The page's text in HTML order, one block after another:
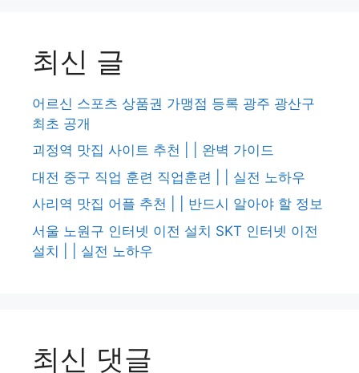
최신 글
어르신 스포츠 상품권 가맹점 등록 광주 광산구
최초 공개
괴정역 맛집 사이트 추천 | | 완벽 가이드
대전 중구 직업 훈련 직업훈련 | | 실전 노하우
사리역 맛집 어플 추천 | | 반드시 알아야 할 정보
서울 노원구 인터넷 이전 설치 SKT 인터넷 이전
설치 | | 실전 노하우
최신 댓글